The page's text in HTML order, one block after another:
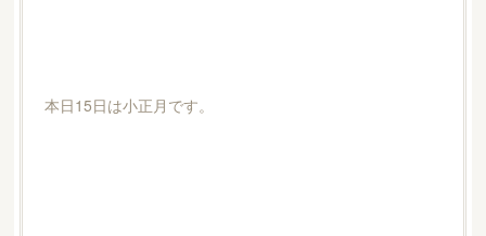
本日15日は小正月です。